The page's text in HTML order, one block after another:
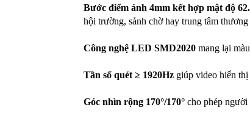
Bước điểm ảnh 4mm kết hợp mật độ
hội trường, sảnh chờ hay trung tâm thương
Công nghệ LED SMD2020 mang lại
Tần số quét ≥ 1920Hz giúp video hiển
Góc nhìn rộng 170°/170° cho phép người